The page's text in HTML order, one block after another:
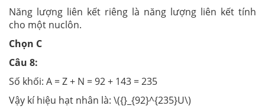
Năng lượng liên kết riêng là năng lượng liên kết tính
cho một nuclôn.
Chọn C
Câu 8:
Số khối: A = Z + N = 92 + 143 = 235
Vậy kí hiệu hạt nhân là: \({}_{92}^{235}U\)